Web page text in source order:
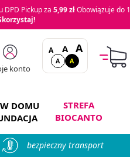
Pickup za 5,99 złObowiązuje do
konto
A A A
A A
DOMU
STREFA
BIOCANTO
bezpieczny transport